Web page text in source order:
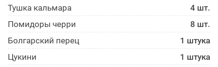
Тушка кальмара
4 шт.
Помидоры черри
8 шт.
Болгарский перец
1 штука
Цукини
1 штука